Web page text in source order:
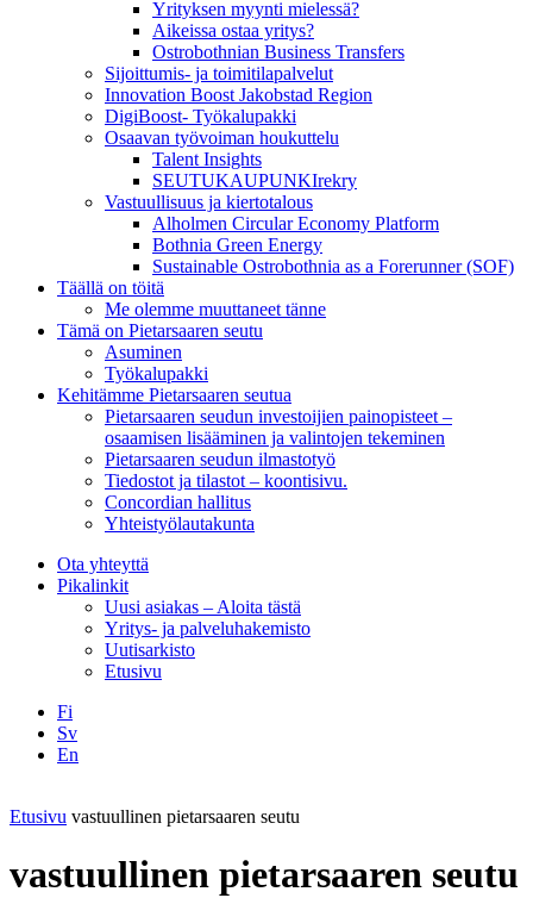
Yrityksen myynti mielessä?
Aikeissa ostaa yritys?
Ostrobothnian Business Transfers
Sijoittumis- ja toimitilapalvelut
Innovation Boost Jakobstad Region
DigiBoost- Työkalupakki
Osaavan työvoiman houkuttelu
Talent Insights
SEUTUKAUPUNKIrekry
Vastuullisuus ja kiertotalous
Alholmen Circular Economy Platform
Bothnia Green Energy
Sustainable Ostrobothnia as a Forerunner (SOF)
Täällä on töitä
Me olemme muuttaneet tänne
Tämä on Pietarsaaren seutu
Asuminen
Työkalupakki
Kehitämme Pietarsaaren seutua
Pietarsaaren seudun investoijien painopisteet –
osaamisen lisääminen ja valintojen tekeminen
Pietarsaaren seudun ilmastotyö
Tiedostot ja tilastot – koontisivu.
Concordian hallitus
Yhteistyölautakunta
Ota yhteyttä
Pikalinkit
Uusi asiakas – Aloita tästä
Yritys- ja palveluhakemisto
Uutisarkisto
Etusivu
Fi
Sv
En
Etusivu vastuullinen pietarsaaren seutu
vastuullinen pietarsaaren seutu